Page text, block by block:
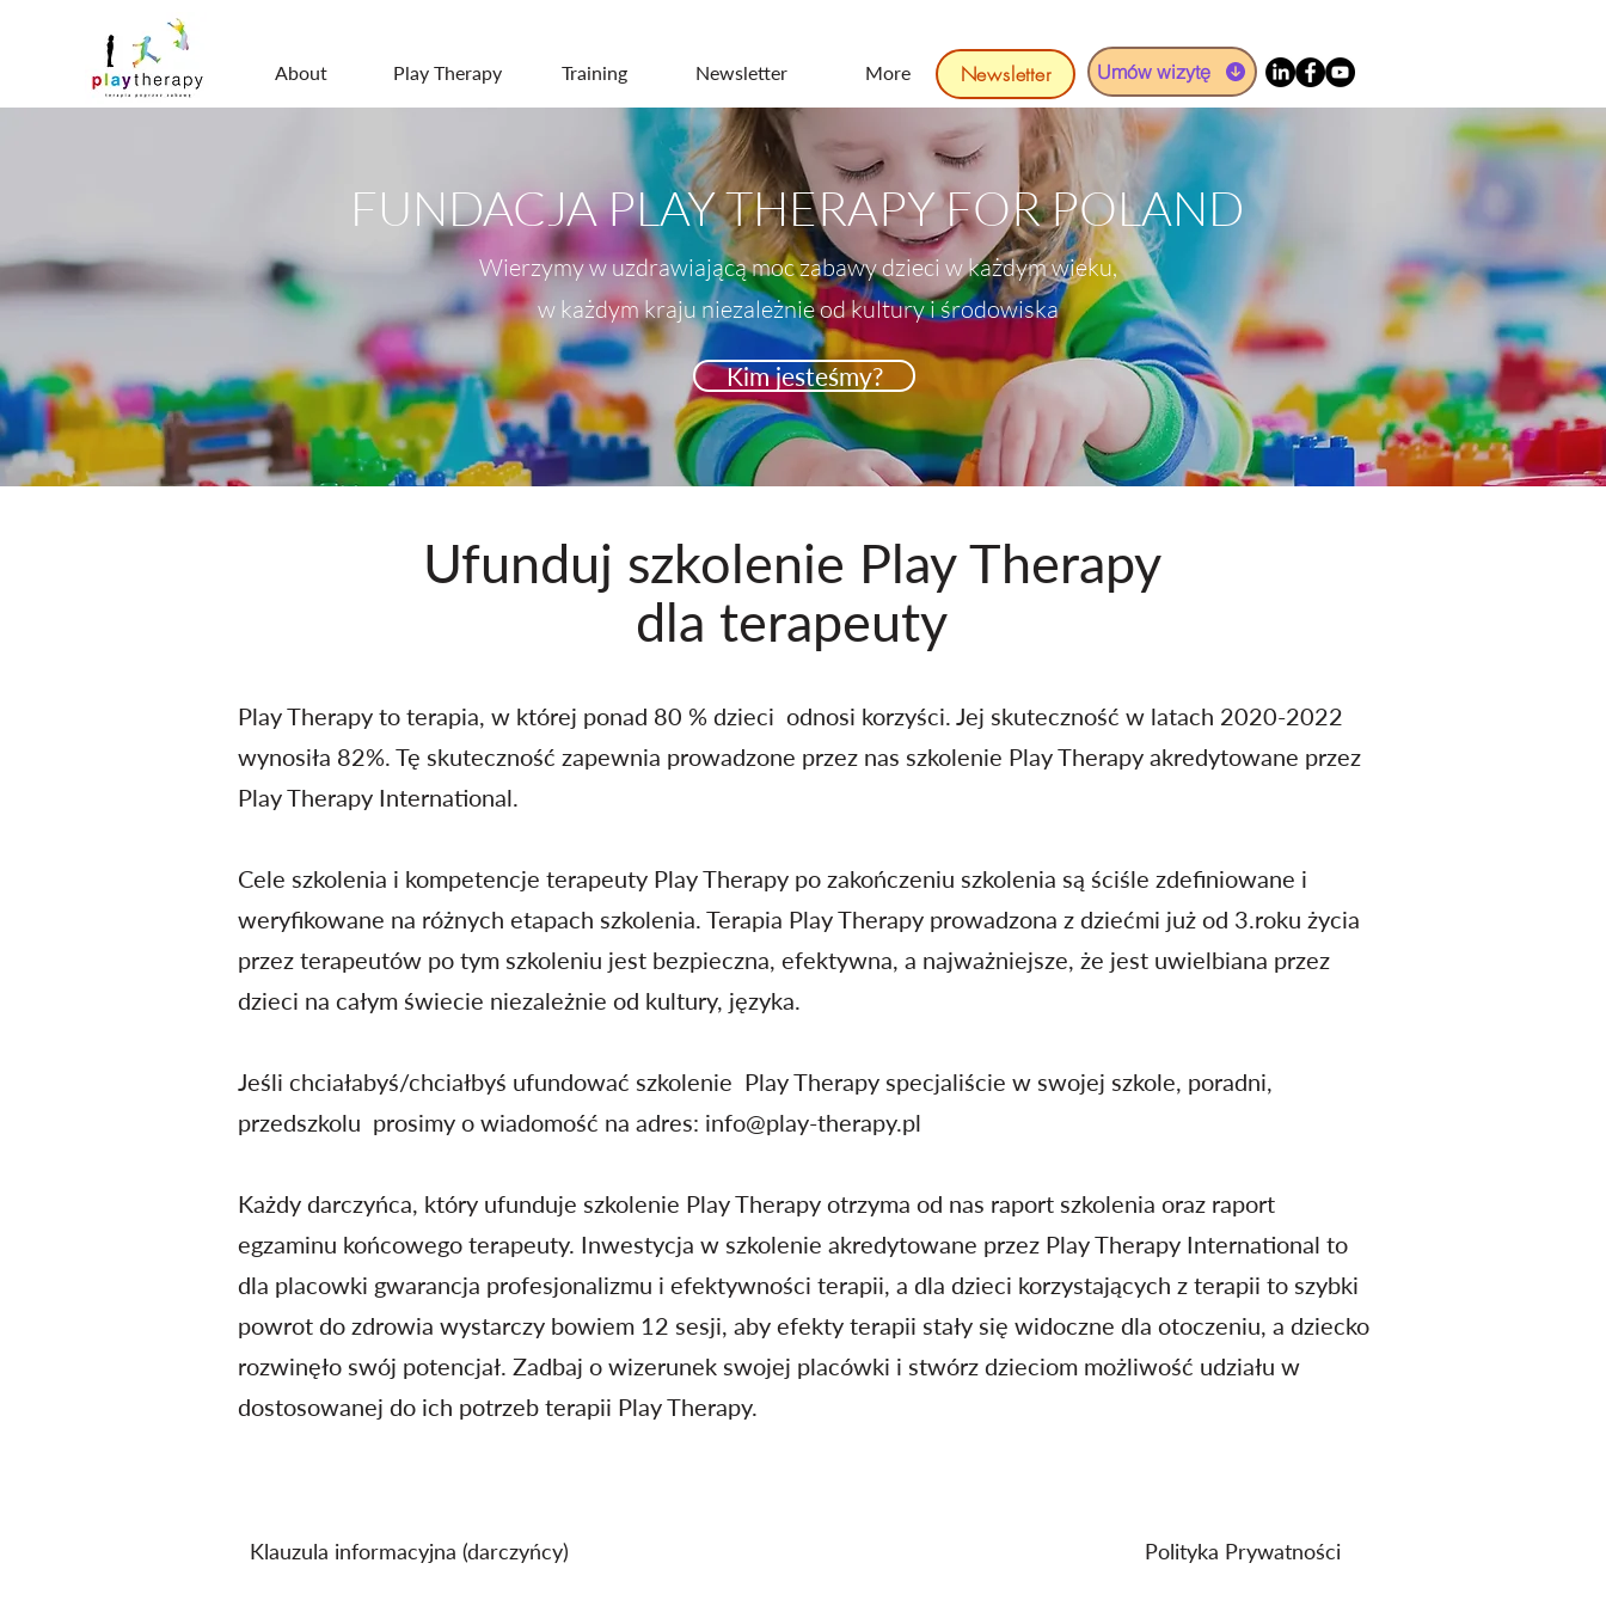
About Play Therapy Training Newsletter More Newsletter Umów wizytę
FUNDACJA PLAY THERAPY FOR POLAND
Wierzymy w uzdrawiającą moc zabawy dzieci w każdym wieku,
w każdym kraju niezależnie od kultury i środowiska
Kim jesteśmy?
Ufunduj szkolenie Play Therapy
dla terapeuty
Play Therapy to terapia, w której ponad 80 % dzieci odnosi korzyści. Jej skuteczność w latach 2020-2022
wynosiła 82%. Tę skuteczność zapewnia prowadzone przez nas szkolenie Play Therapy akredytowane przez
Play Therapy International.
Cele szkolenia i kompetencje terapeuty Play Therapy po zakończeniu szkolenia są ściśle zdefiniowane i
weryfikowane na różnych etapach szkolenia. Terapia Play Therapy prowadzona z dziećmi już od 3.roku życia
przez terapeutów po tym szkoleniu jest bezpieczna, efektywna, a najważniejsze, że jest uwielbiana przez
dzieci na całym świecie niezależnie od kultury, języka.
Jeśli chciałabyś/chciałbyś ufundować szkolenie Play Therapy specjaliście w swojej szkole, poradni,
przedszkolu prosimy o wiadomość na adres: info@play-therapy.pl
Każdy darczyńca, który ufunduje szkolenie Play Therapy otrzyma od nas raport szkolenia oraz raport
egzaminu końcowego terapeuty. Inwestycja w szkolenie akredytowane przez Play Therapy International to
dla placowki gwarancja profesjonalizmu i efektywności terapii, a dla dzieci korzystających z terapii to szybki
powrot do zdrowia wystarczy bowiem 12 sesji, aby efekty terapii stały się widoczne dla otoczeniu, a dziecko
rozwinęło swój potencjał. Zadbaj o wizerunek swojej placówki i stwórz dzieciom możliwość udziału w
dostosowanej do ich potrzeb terapii Play Therapy.
Klauzula informacyjna (darczyńcy) Polityka Prywatności